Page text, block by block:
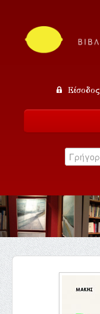
Είσοδος
Κατάλογος
Εκδηλώσεις
Επικοινωνία